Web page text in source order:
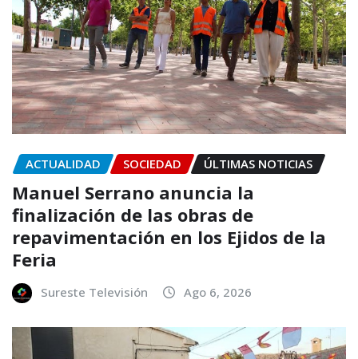
ACTUALIDAD SOCIEDAD ÚLTIMAS NOTICIAS
Manuel Serrano anuncia la
finalización de las obras de
repavimentación en los Ejidos de la
Feria
Sureste Televisión Ago 6, 2026